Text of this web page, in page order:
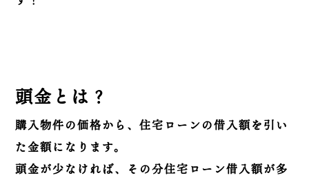
頭金とは？
購入物件の価格から、住宅ローンの借入額を引い
た金額になります。
頭金が少なければ、その分住宅ローン借入額が多